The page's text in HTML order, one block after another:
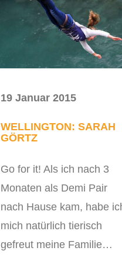
19 Januar 2015
WELLINGTON: SARAH
GÖRTZ
Go for it! Als ich nach 3
Monaten als Demi Pair
nach Hause kam, habe
mich natürlich tierisch
gefreut meine Familie…